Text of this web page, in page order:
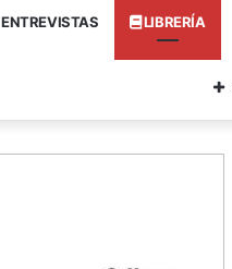
ENTREVISTAS LIBRERÍA